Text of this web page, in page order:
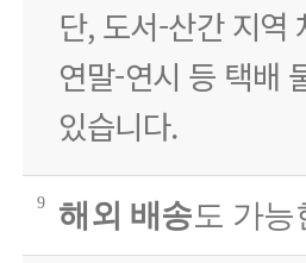
단, 도서-산간 지역
연말-연시 등 택배
있습니다.
9 해외 배송도 가능